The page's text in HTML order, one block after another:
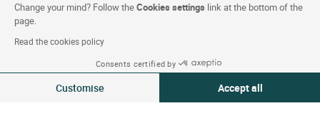
Change your mind? Follow theCookies settings link at the bottom of the
page.
Read the cookies policy
Consents certified by
Customise Accept all
Logis Hotel copyright © 2026 Alle Rechte vorbehalten - CGV.
Powered by